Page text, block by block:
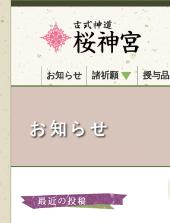
お知らせ 諸祈願 授与品
お知らせ